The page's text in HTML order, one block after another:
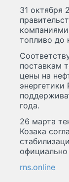
31 октября
топливо до
поставкам
цены на
года.
26 марта
Козака
rns.online